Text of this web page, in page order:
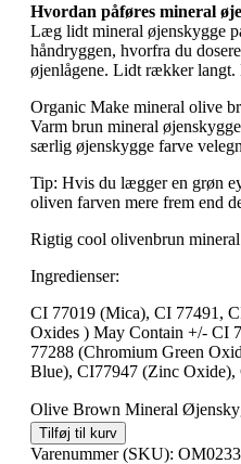
Hvordan påføres mineral
Læg lidt mineral øjenskygge
håndryggen, hvorfra du
øjenlågene. Lidt rækker
Organic Make mineral olive
Varm brun mineral
særlig øjenskygge farve
Tip: Hvis du lægger en grøn
oliven farven mere frem end
Rigtig cool olivenbrun
Ingredienser:
CI 77019 (Mica), CI 77491,
Oxides ) May Contain +/- CI
77288 (Chromium Green
Blue), CI77947 (Zinc
Olive Brown Mineral
Tilføj til kurv
Varenummer (SKU): OM0233